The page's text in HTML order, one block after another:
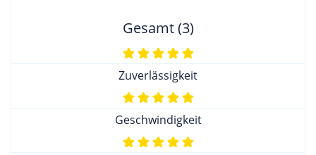
Gesamt (3)
Zuverlässigkeit
Geschwindigkeit